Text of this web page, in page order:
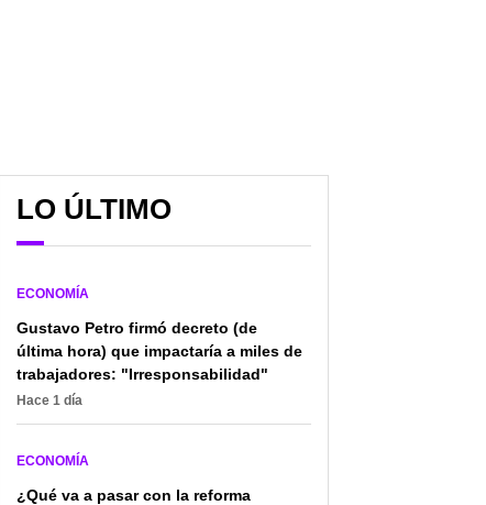
'Jóvenes en Acción'
LO ÚLTIMO
ECONOMÍA
Gustavo Petro firmó decreto (de
última hora) que impactaría a miles de
trabajadores: "Irresponsabilidad"
Hace 1 día
ECONOMÍA
¿Qué va a pasar con la reforma